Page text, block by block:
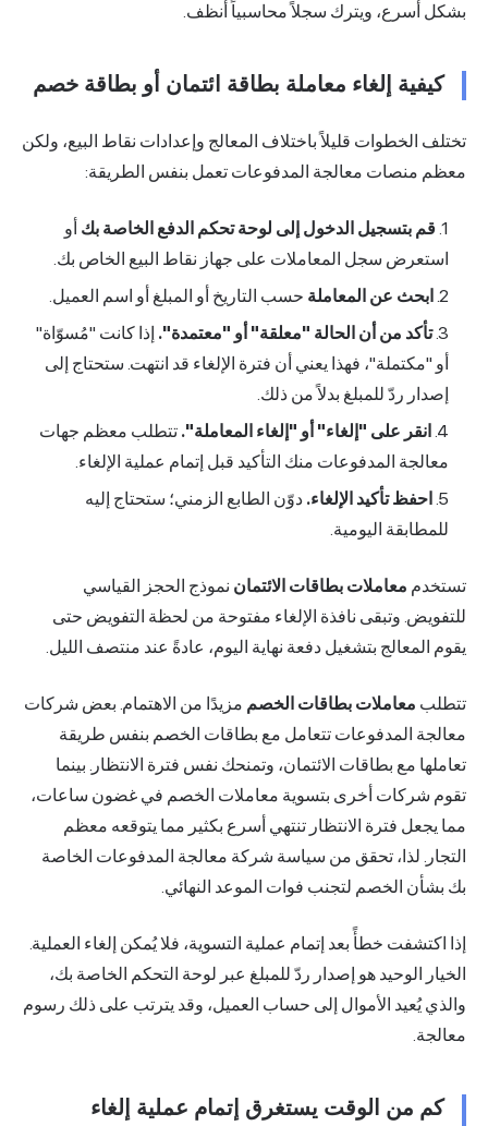
بشكل أسرع، ويترك سجلاً محاسبياً أنظف.
كيفية إلغاء معاملة بطاقة ائتمان أو بطاقة خصم
تختلف الخطوات قليلاً باختلاف المعالج وإعدادات نقاط البيع، ولكن
معظم منصات معالجة المدفوعات تعمل بنفس الطريقة:
قم بتسجيل الدخول إلى لوحة تحكم الدفع الخاصة بك أو
استعرض سجل المعاملات على جهاز نقاط البيع الخاص بك.
ابحث عن المعاملة حسب التاريخ أو المبلغ أو اسم العميل.
تأكد من أن الحالة "معلقة" أو "معتمدة". إذا كانت "مُسوّاة"
أو "مكتملة"، فهذا يعني أن فترة الإلغاء قد انتهت. ستحتاج إلى
إصدار ردّ للمبلغ بدلاً من ذلك.
انقر على "إلغاء" أو "إلغاء المعاملة". تتطلب معظم جهات
معالجة المدفوعات منك التأكيد قبل إتمام عملية الإلغاء.
احفظ تأكيد الإلغاء. دوّن الطابع الزمني؛ ستحتاج إليه
للمطابقة اليومية.
تستخدم معاملات بطاقات الائتمان نموذج الحجز القياسي
للتفويض. وتبقى نافذة الإلغاء مفتوحة من لحظة التفويض حتى
يقوم المعالج بتشغيل دفعة نهاية اليوم، عادةً عند منتصف الليل.
تتطلب معاملات بطاقات الخصم مزيدًا من الاهتمام. بعض شركات
معالجة المدفوعات تتعامل مع بطاقات الخصم بنفس طريقة
تعاملها مع بطاقات الائتمان، وتمنحك نفس فترة الانتظار. بينما
تقوم شركات أخرى بتسوية معاملات الخصم في غضون ساعات،
مما يجعل فترة الانتظار تنتهي أسرع بكثير مما يتوقعه معظم
التجار. لذا، تحقق من سياسة شركة معالجة المدفوعات الخاصة
بك بشأن الخصم لتجنب فوات الموعد النهائي.
إذا اكتشفت خطأً بعد إتمام عملية التسوية، فلا يُمكن إلغاء العملية.
الخيار الوحيد هو إصدار ردّ للمبلغ عبر لوحة التحكم الخاصة بك،
والذي يُعيد الأموال إلى حساب العميل، وقد يترتب على ذلك رسوم
معالجة.
كم من الوقت يستغرق إتمام عملية إلغاء